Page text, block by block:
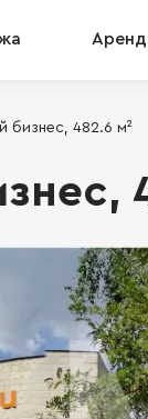
бизнес, 482.6 м²